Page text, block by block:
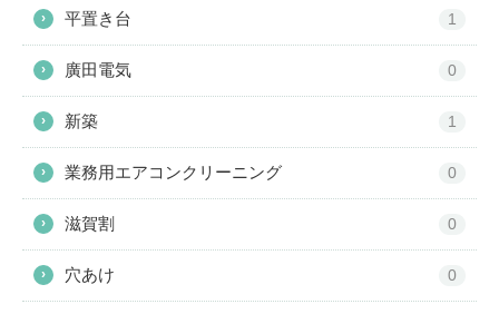
› 平置き台 1
› 廣田電気 0
› 新築 1
› 業務用エアコンクリーニング 0
› 滋賀割 0
› 穴あけ 0